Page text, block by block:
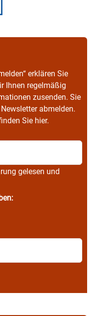
erklären Sie
Ihnen regelmäßig
zusenden. Sie
abmelden.
Sie hier.
gelesen und